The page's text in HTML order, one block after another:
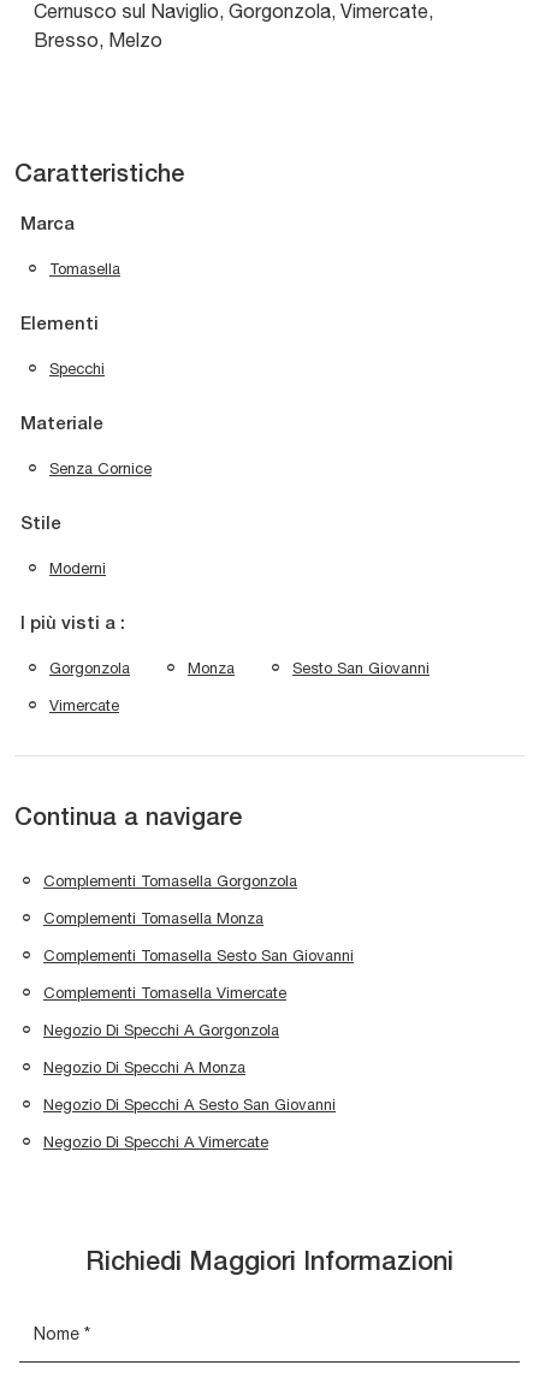
Cernusco sul Naviglio, Gorgonzola, Vimercate,
Bresso, Melzo
Caratteristiche
Marca
Tomasella
Elementi
Specchi
Materiale
Senza Cornice
Stile
Moderni
I più visti a :
Gorgonzola Monza Sesto San Giovanni
Vimercate
Continua a navigare
Complementi Tomasella Gorgonzola
Complementi Tomasella Monza
Complementi Tomasella Sesto San Giovanni
Complementi Tomasella Vimercate
Negozio Di Specchi A Gorgonzola
Negozio Di Specchi A Monza
Negozio Di Specchi A Sesto San Giovanni
Negozio Di Specchi A Vimercate
Richiedi Maggiori Informazioni